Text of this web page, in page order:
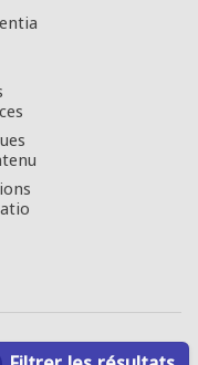
Tous droits réservés.